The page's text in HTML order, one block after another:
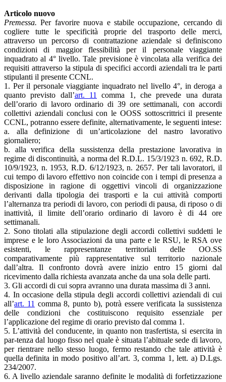
Articolo nuovo
Premessa. Per favorire nuova e stabile occupazione, cercando di
cogliere tutte le specificità proprie del trasporto delle merci,
attraverso un percorso di contrattazione aziendale si definiscono
condizioni di maggior flessibilità per il personale viaggiante
inquadrato al 4° livello. Tale previsione è vincolata alla verifica dei
requisiti attraverso la stipula di specifici accordi aziendali tra le parti
stipulanti il presente CCNL.
1. Per il personale viaggiante inquadrato nel livello 4°, in deroga a
quanto previsto dall’art. 11
comma 1, che prevede una durata
dell’orario di lavoro ordinario di 39 ore settimanali, con accordi
collettivi aziendali conclusi con le OOSS sottoscrittrici il presente
CCNL, potranno essere definite, alternativamente, le seguenti intese:
a. alla definizione di un’articolazione del nastro lavorativo
giornaliero;
b. alla verifica della sussistenza della prestazione lavorativa in
regime di discontinuità, a norma del R.D.L. 15/3/1923 n. 692, R.D.
10/9/1923, n. 1953, R.D. 6/12/1923, n. 2657. Per tali lavoratori, il
cui tempo di lavoro effettivo non coincide con i tempi di presenza a
disposizione in ragione di oggettivi vincoli di organizzazione
derivanti dalla tipologia dei trasporti e la cui attività comporti
l’alternanza tra periodi di lavoro, con periodi di pausa, di riposo o di
inattività, il limite dell’orario ordinario di lavoro è di 44 ore
settimanali.
2. Sono titolati alla stipulazione degli accordi collettivi suddetti le
imprese e le loro Associazioni da una parte e le RSU, le RSA ove
esistenti, le rappresentanze territoriali delle OO.SS
comparativamente più rappresentative sul territorio nazionale
dall’altra. Il confronto dovrà avere inizio entro 15 giorni dal
ricevimento dalla richiesta avanzata anche da una sola delle parti.
3. Gli accordi di cui sopra avranno una durata massima di 3 anni.
4. In occasione della stipula degli accordi collettivi aziendali di cui
all’art. 11 comma 8, punto b), potrà essere verificata la sussistenza
delle condizioni che costituiscono requisito essenziale per
l’applicazione del regime di orario previsto dal comma 1.
5. L’attività del conducente, in quanto non trasfertista, si esercita in
par-tenza dal luogo fisso nel quale è situata l’abituale sede di lavoro,
per rientrare nello stesso luogo, fermo restando che tale attività è
quella definita in modo positivo all’art. 3, comma 1, lett. a) D.Lgs.
234/2007.
6. A livello aziendale saranno definite le modalità di forfetizzazione